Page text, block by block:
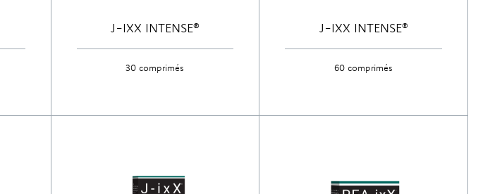
J-IXX INTENSE®
30 comprimés
J-IXX INTENSE®
60 comprimés